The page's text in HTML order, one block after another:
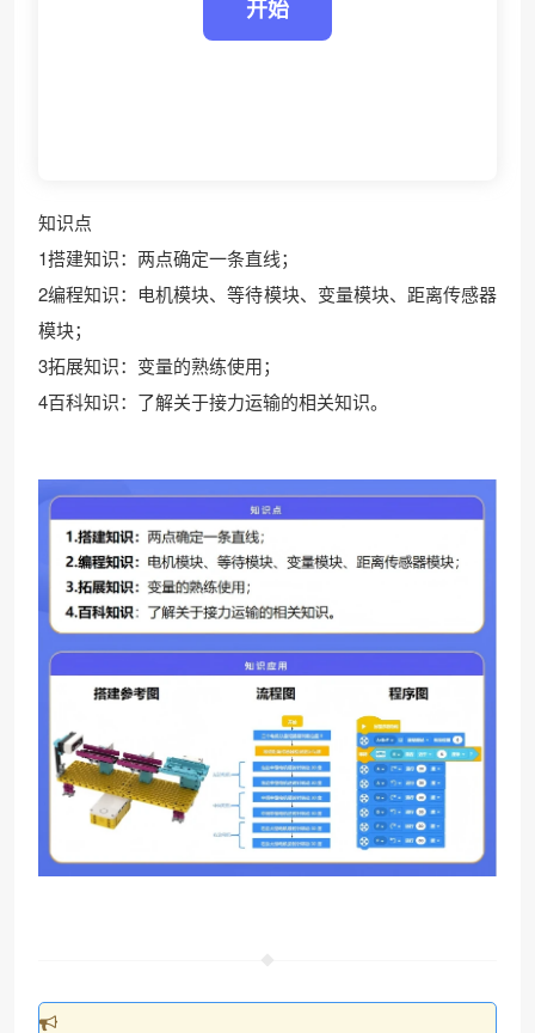
知识点
1搭建知识：两点确定一条直线；
2编程知识：电机模块、等待模块、变量模块、距离传感器
模块；
3拓展知识：变量的熟练使用；
4百科知识：了解关于接力运输的相关知识。